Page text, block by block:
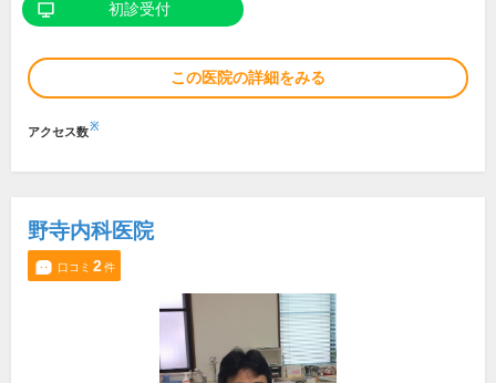
初診受付
この医院の詳細をみる
アクセス数※
野寺内科医院
口コミ 2件